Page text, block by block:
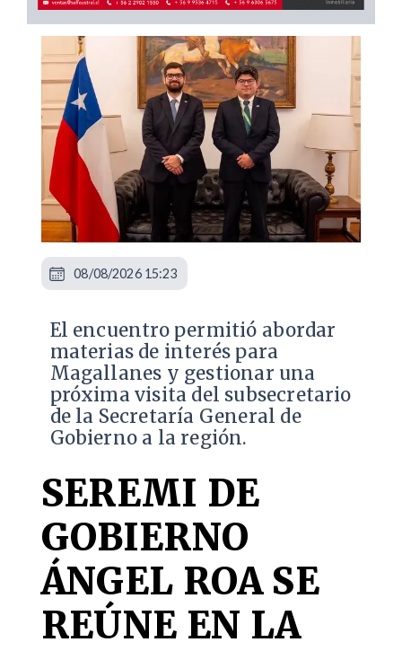
El encuentro permitió abordar
materias de interés para
Magallanes y gestionar una
próxima visita del subsecretario
de la Secretaría General de
Gobierno a la región.
SEREMI DE
GOBIERNO
ÁNGEL ROA SE
REÚNE EN LA
08/08/2026 15:23